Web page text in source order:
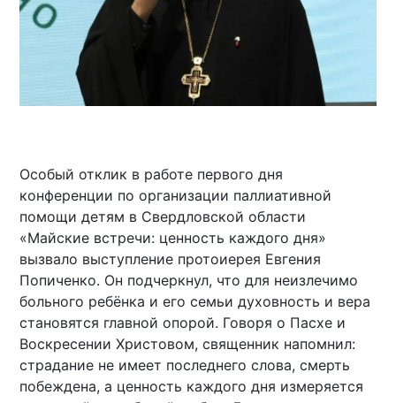
Особый отклик в работе первого дня
конференции по организации паллиативной
помощи детям в Свердловской области
«Майские встречи: ценность каждого дня»
вызвало выступление протоиерея Евгения
Попиченко. Он подчеркнул, что для неизлечимо
больного ребёнка и его семьи духовность и вера
становятся главной опорой. Говоря о Пасхе и
Воскресении Христовом, священник напомнил:
страдание не имеет последнего слова, смерть
побеждена, а ценность каждого дня измеряется